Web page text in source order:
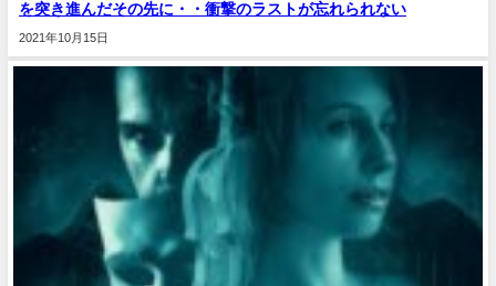
を突き進んだその先に・・衝撃のラストが忘れられない
2021年10月15日